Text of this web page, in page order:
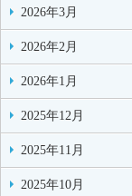
2026年3月
2026年2月
2026年1月
2025年12月
2025年11月
2025年10月